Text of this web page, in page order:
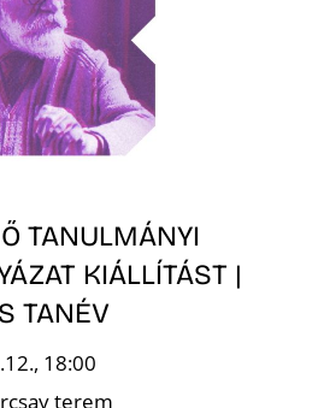
TANULMÁNYI
KIÁLLÍTÁST |
TANÉV
18:00
terem